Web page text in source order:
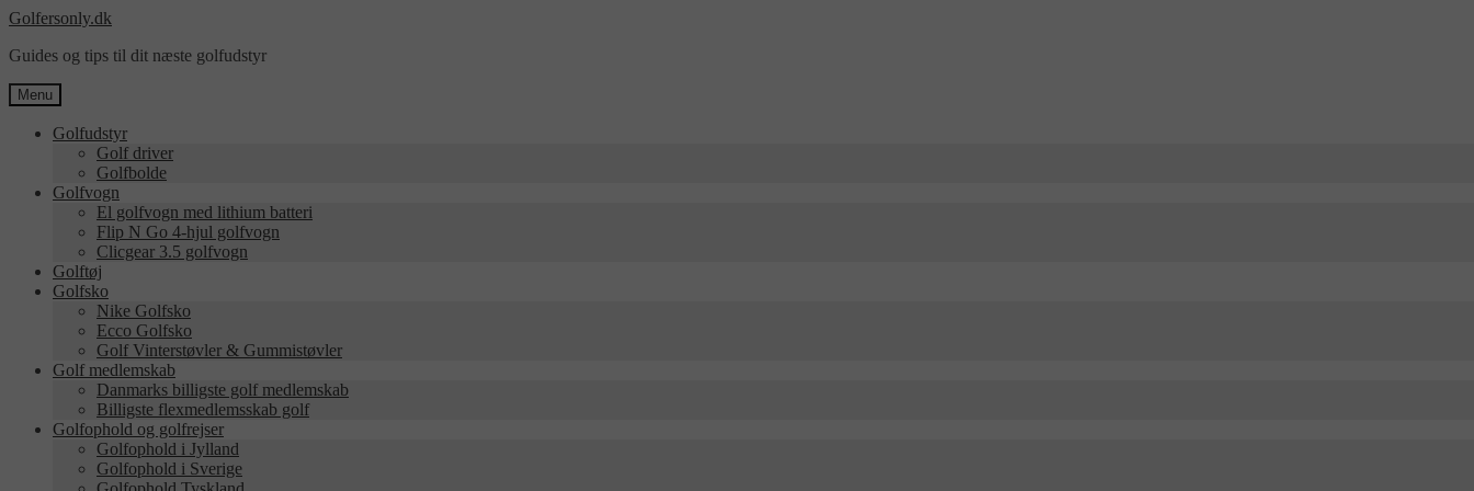
Spring
navigation
Spring
indhold
Golfersonly.dk
Guides og tips til dit næste golfudstyr
Menu
Golfudstyr
Golf driver
Golfbolde
Golfvogn
El golfvogn med lithium batteri
Flip N Go 4-hjul golfvogn
Clicgear 3.5 golfvogn
Golftøj
Golfsko
Nike Golfsko
Ecco Golfsko
Golf Vinterstøvler & Gummistøvler
Golf medlemskab
Danmarks billigste golf medlemskab
Billigste flexmedlemsskab golf
Golfophold og golfrejser
Golfophold i Jylland
Golfophold i Sverige